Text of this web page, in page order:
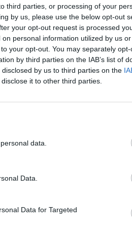
third parties, or processing of your
by us, please use the below opt-out
your opt-out request is processed
personal information utilized by us
your opt-out. You may separately
by third parties on the IAB’s list of
by us to third parties on the
it to other third parties.
data.
Data.
Data for Targeted
megragadása
egyszerű, ugyanakkor
Forrás: MMA
mozgatóerőit, eszmei
szobrai és grafikai
művészetét végigkísérő
politikai emlékmű,
rajz, vagy szerigráfia. A
alapú művek, a
nemcsak